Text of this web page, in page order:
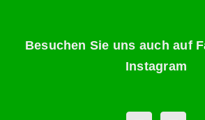
Besuchen Sie uns auch auf
Instagram